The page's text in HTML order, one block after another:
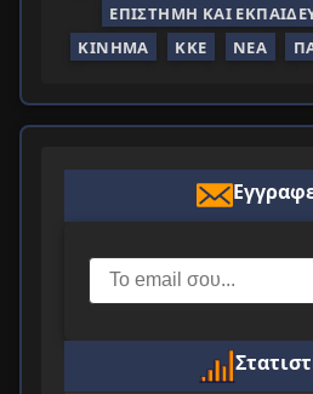
ΕΠΙΣΤΉΜΗ ΚΑΙ
ΚΊΝΗΜΑ
ΚΚΕ ΝΈΑ